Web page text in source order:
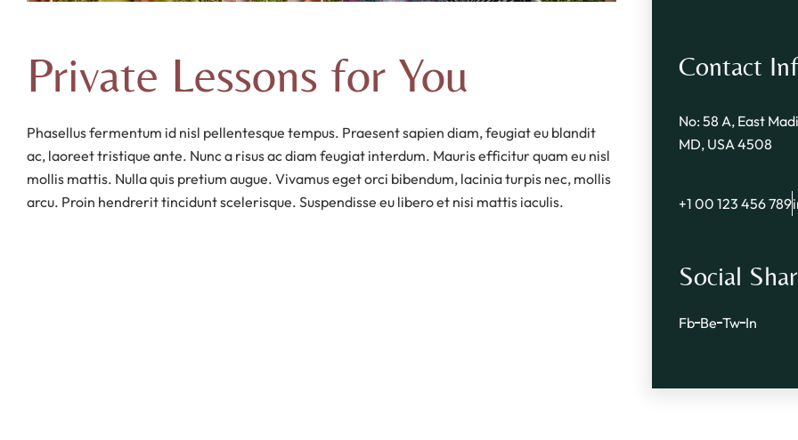
Private Lessons for You
Phasellus fermentum id nisl pellentesque tempus. Praesent sapien diam, feugiat eu blandit
ac, laoreet tristique ante. Nunc a risus ac diam feugiat interdum. Mauris efficitur quam eu nisl
mollis mattis. Nulla quis pretium augue. Vivamus eget orci bibendum, lacinia turpis nec, mollis
arcu. Proin hendrerit tincidunt scelerisque. Suspendisse eu libero et nisi mattis iaculis.
Contact
No: 58 A, East
MD, USA 4508
+1 00 123 456 789
Social
Fb Be Tw In